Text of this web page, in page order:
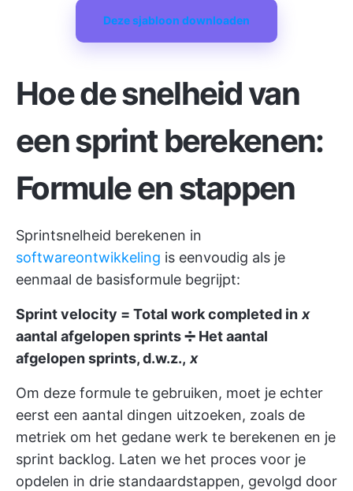
Deze sjabloon downloaden
Hoe de snelheid van
een sprint berekenen:
Formule en stappen
Sprintsnelheid berekenen in
softwareontwikkeling is eenvoudig als je
eenmaal de basisformule begrijpt:
Sprint velocity = Total work completed in x
aantal afgelopen sprints ➗ Het aantal
afgelopen sprints, d.w.z., x
Om deze formule te gebruiken, moet je echter
eerst een aantal dingen uitzoeken, zoals de
metriek om het gedane werk te berekenen en je
sprint backlog. Laten we het proces voor je
opdelen in drie standaardstappen, gevolgd door